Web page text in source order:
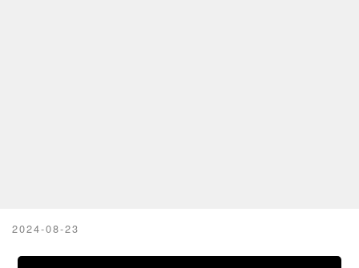
2024-08-23